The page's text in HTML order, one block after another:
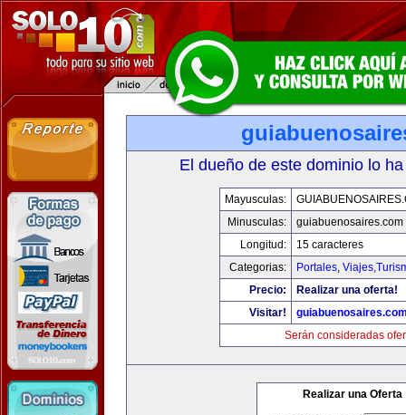
El dueño de este dominio lo
Mayusculas:
Minusculas:
guiabuenosaires.com
Longitud:
15 caracteres
Categorias:
Portales,
Precio:
Realizar una oferta!
Visitar!
Serán consideradas
Realizar una Oferta